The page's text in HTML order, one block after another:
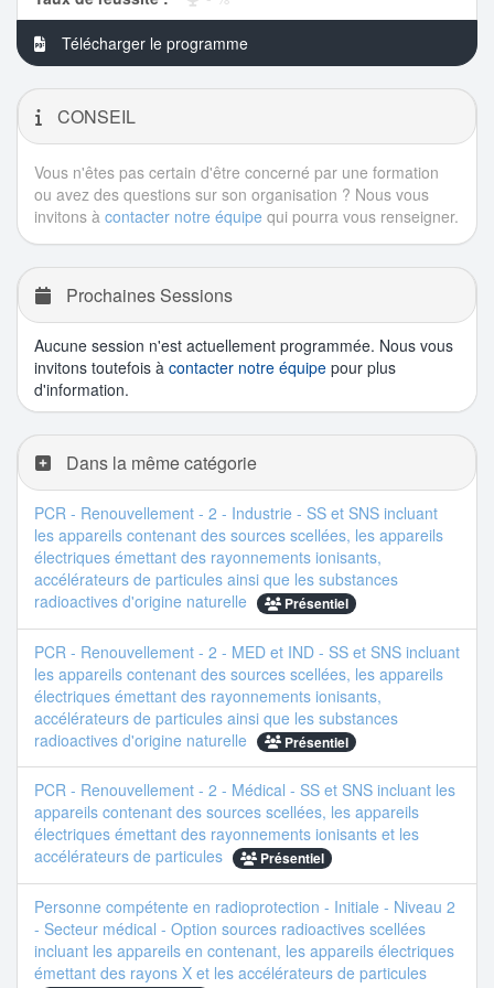
Télécharger le programme
CONSEIL
Vous n'êtes pas certain d'être concerné par une formation
ou avez des questions sur son organisation ? Nous vous
invitons à contacter notre équipe qui pourra vous renseigner.
Prochaines Sessions
Aucune session n'est actuellement programmée. Nous vous
invitons toutefois à contacter notre équipe pour plus
d'information.
Dans la même catégorie
PCR - Renouvellement - 2 - Industrie - SS et SNS incluant
les appareils contenant des sources scellées, les appareils
électriques émettant des rayonnements ionisants,
accélérateurs de particules ainsi que les substances
radioactives d'origine naturelle
Présentiel
PCR - Renouvellement - 2 - MED et IND - SS et SNS incluant
les appareils contenant des sources scellées, les appareils
électriques émettant des rayonnements ionisants,
accélérateurs de particules ainsi que les substances
radioactives d'origine naturelle
Présentiel
PCR - Renouvellement - 2 - Médical - SS et SNS incluant les
appareils contenant des sources scellées, les appareils
électriques émettant des rayonnements ionisants et les
accélérateurs de particules
Présentiel
Personne compétente en radioprotection - Initiale - Niveau 2
- Secteur médical - Option sources radioactives scellées
incluant les appareils en contenant, les appareils électriques
émettant des rayons X et les accélérateurs de particules